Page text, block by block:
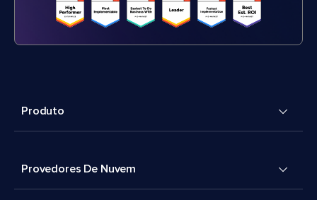
Produto
Provedores De Nuvem